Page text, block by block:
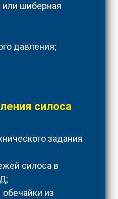
шиберная
давления;
силоса
задания
силоса в
обечайки из